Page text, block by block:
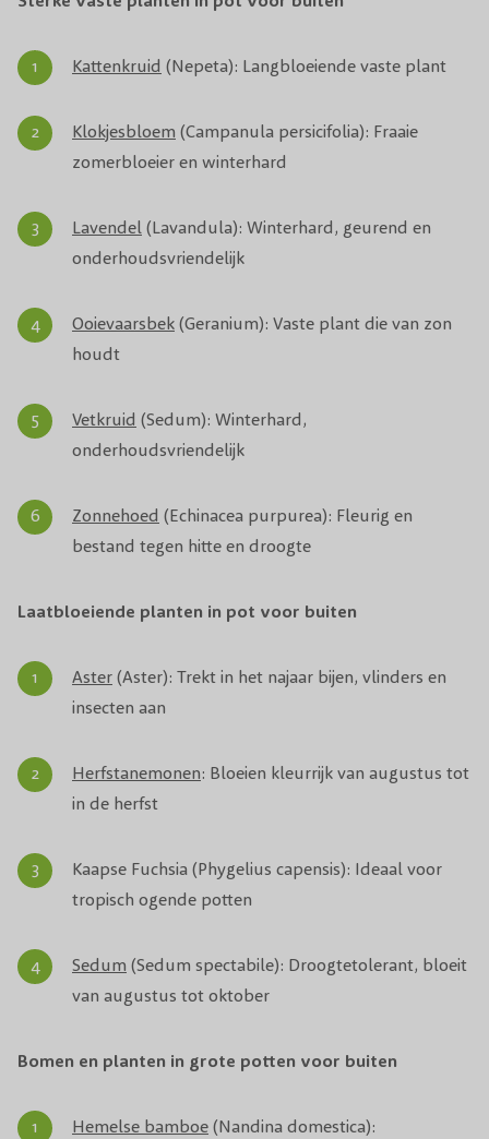
Kattenkruid (Nepeta): Langbloeiende vaste plant
Klokjesbloem (Campanula persicifolia): Fraaie
zomerbloeier en winterhard
Lavendel (Lavandula): Winterhard, geurend en
onderhoudsvriendelijk
Ooievaarsbek (Geranium): Vaste plant die van zon
houdt
Vetkruid (Sedum): Winterhard,
onderhoudsvriendelijk
Zonnehoed (Echinacea purpurea): Fleurig en
bestand tegen hitte en droogte
Laatbloeiende planten in pot voor buiten
Aster (Aster): Trekt in het najaar bijen, vlinders en
insecten aan
Herfstanemonen: Bloeien kleurrijk van augustus tot
in de herfst
Kaapse Fuchsia (Phygelius capensis): Ideaal voor
tropisch ogende potten
Sedum (Sedum spectabile): Droogtetolerant, bloeit
van augustus tot oktober
Bomen en planten in grote potten voor buiten
Hemelse bamboe (Nandina domestica):